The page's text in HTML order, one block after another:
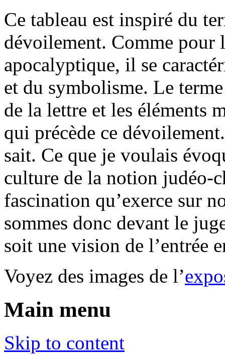
Ce tableau est inspiré du
dévoilement. Comme pour
apocalyptique, il se
et du symbolisme. Le
de la lettre et les éléments
qui précède ce
sait. Ce que je voulais
culture de la notion judéo-
fascination qu’exerce sur
sommes donc devant le
soit une vision de l’entrée
Voyez des images de l’
Main menu
Skip to content